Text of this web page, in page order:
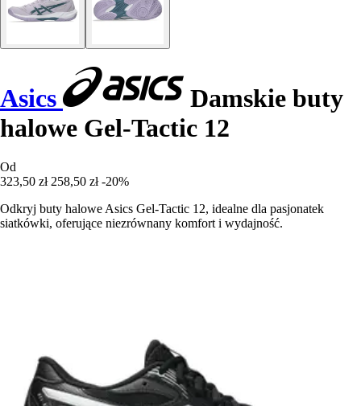
Asics
Damskie buty
halowe Gel-Tactic 12
Od
323,50 zł 258,50 zł -20%
Odkryj buty halowe Asics Gel-Tactic 12, idealne dla pasjonatek
siatkówki, oferujące niezrównany komfort i wydajność.